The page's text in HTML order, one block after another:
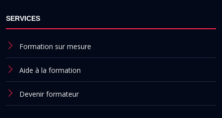
SERVICES
Formation sur mesure
Aide à la formation
Devenir formateur